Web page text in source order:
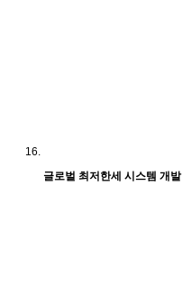
글로벌 최저한세 시스템 개발